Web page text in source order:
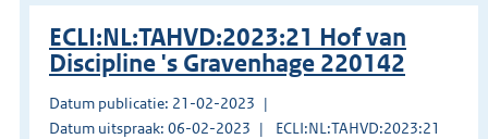
ECLI:NL:TAHVD:2023:21 Hof van
Discipline 's Gravenhage 220142
Datum publicatie: 21-02-2023
Datum uitspraak: 06-02-2023
ECLI:NL:TAHVD:2023:21